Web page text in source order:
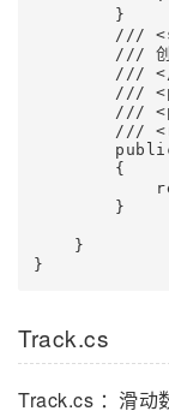
        }
///
/// 创
///
///
///
///
        {
        }
    }
}
Track.cs
Track.cs ：滑动